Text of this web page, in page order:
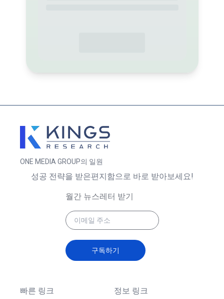
ONE MEDIA GROUP의 일원
빠른 링크 정보 링크
성공 전략을 받은편지함으로 바로 받아보세요!
월간 뉴스레터 받기
구독하기